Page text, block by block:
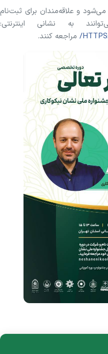
و علاقه‌مندان برای ثبت‌نام
به نشانی اینترنتی:
مراجعه کنند.